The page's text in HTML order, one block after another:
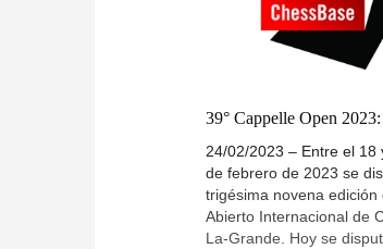
39° Cappelle Open
24/02/2023 – Entre el 18
de febrero de 2023 se
trigésima novena edición
Abierto Internacional de
La-Grande. Hoy se